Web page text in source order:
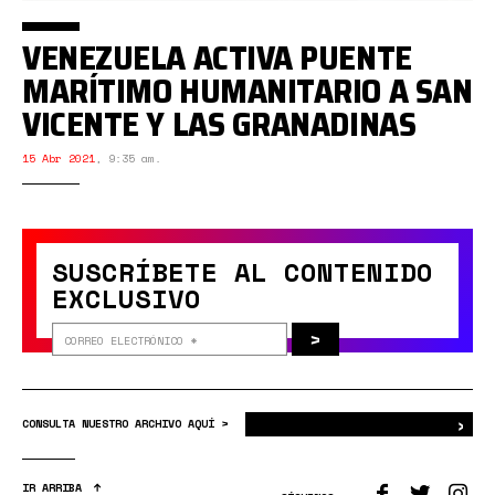
VENEZUELA ACTIVA PUENTE
MARÍTIMO HUMANITARIO A SAN
VICENTE Y LAS GRANADINAS
15 Abr 2021, 9:35 am.
SUSCRÍBETE AL CONTENIDO
EXCLUSIVO
>
CONSULTA NUESTRO ARCHIVO AQUÍ > ›
IR ARRIBA